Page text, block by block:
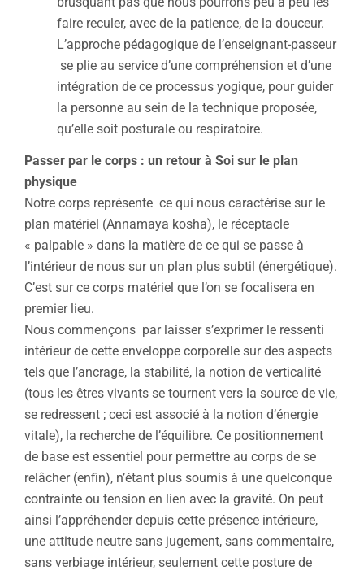
faire reculer, avec de la patience, de la douceur.
L’approche pédagogique de l’enseignant-passeur
se plie au service d’une compréhension et d’une
intégration de ce processus yogique, pour guider
la personne au sein de la technique proposée,
qu’elle soit posturale ou respiratoire.
Passer par le corps : un retour à Soi sur le plan
physique
Notre corps représente ce qui nous caractérise sur le
plan matériel (Annamaya kosha), le réceptacle
« palpable » dans la matière de ce qui se passe à
l’intérieur de nous sur un plan plus subtil (énergétique).
C’est sur ce corps matériel que l’on se focalisera en
premier lieu.
Nous commençons par laisser s’exprimer le ressenti
intérieur de cette enveloppe corporelle sur des aspects
tels que l’ancrage, la stabilité, la notion de verticalité
(tous les êtres vivants se tournent vers la source de vie,
se redressent ; ceci est associé à la notion d’énergie
vitale), la recherche de l’équilibre. Ce positionnement
de base est essentiel pour permettre au corps de se
relâcher (enfin), n’étant plus soumis à une quelconque
contrainte ou tension en lien avec la gravité. On peut
ainsi l’appréhender depuis cette présence intérieure,
une attitude neutre sans jugement, sans commentaire,
sans verbiage intérieur, seulement cette posture de